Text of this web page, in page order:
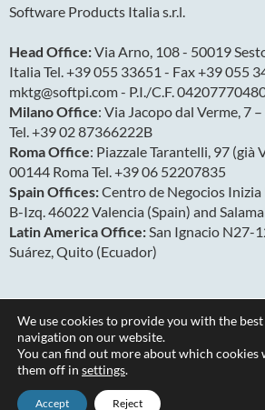
Software Products Italia s.r.l.
Head Office:Via Arno, 108 - 50019
Italia Tel. +39 055 33651 - Fax +39 055
mktg@softpi.com - P.I./C.F.
Milano Office: Via Jacopo dal Verme, 7
Tel. +39 02 87366222B
Roma Office: Piazzale Tarantelli, 97 (già
00144 Roma Tel. +39 06 52207835
Spain Offices:Centro de Negocios
B-Izq. 46022 Valencia (Spain) and
Latin America Office:San Ignacio N27-
Suárez, Quito (Ecuador)
Copyright 2026
We use cookies to provide you with the
navigation on our website.
You can find out more about which cookies
them off in settings.
Accept Reject